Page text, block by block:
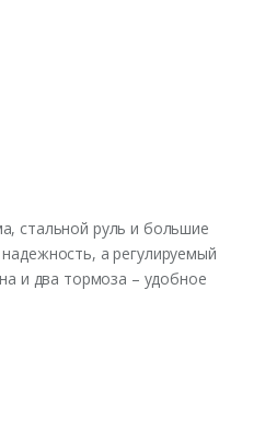
стальной руль и большие
а регулируемый
и два тормоза – удобное